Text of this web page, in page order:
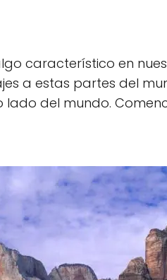
característico en
a estas partes del
del mundo.